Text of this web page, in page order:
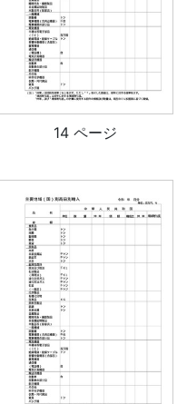
14 ページ